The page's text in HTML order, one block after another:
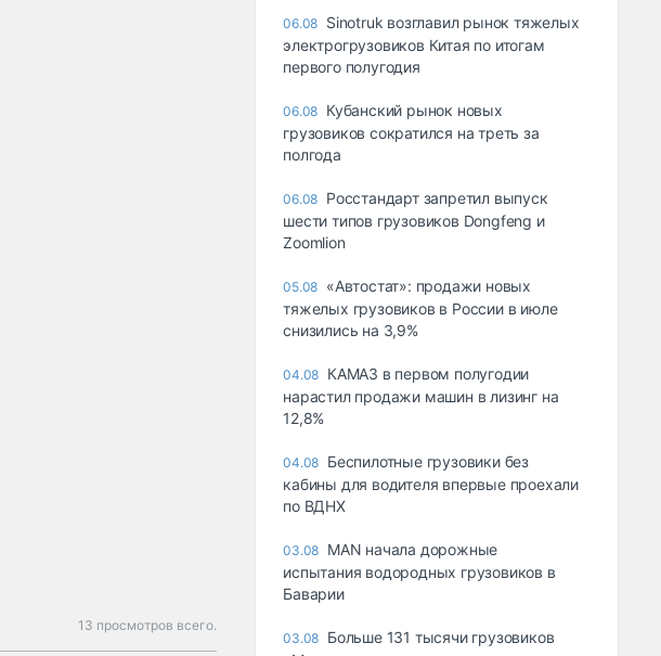
13 просмотров всего.
06.08 Sinotruk возглавил рынок тяжелых
электрогрузовиков Китая по итогам
первого полугодия
06.08 Кубанский рынок новых
грузовиков сократился на треть за
полгода
06.08 Росстандарт запретил выпуск
шести типов грузовиков Dongfeng и
Zoomlion
05.08 «Автостат»: продажи новых
тяжелых грузовиков в России в июле
снизились на 3,9%
04.08 КАМАЗ в первом полугодии
нарастил продажи машин в лизинг на
12,8%
04.08 Беспилотные грузовики без
кабины для водителя впервые проехали
по ВДНХ
03.08 MAN начала дорожные
испытания водородных грузовиков в
Баварии
03.08 Больше 131 тысячи грузовиков